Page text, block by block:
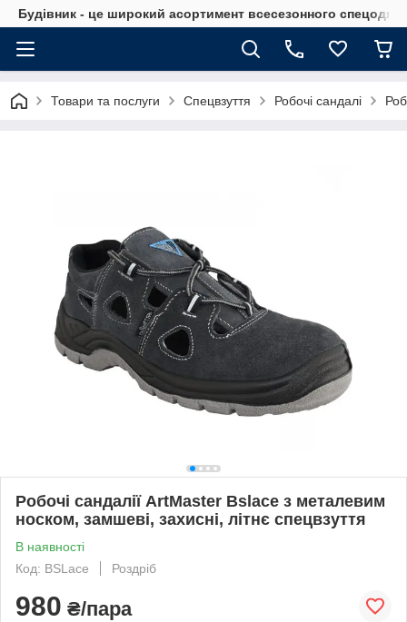
Будівник - це широкий асортимент всесезонного спецодягу
Товари та послуги Спецвзуття Робочі сандалі
Робочі сандалії ArtMaster Bslace з металевим
носком, замшеві, захисні, літнє спецвзуття
В наявності
Код: BSLace
Роздріб
980 ₴/пара